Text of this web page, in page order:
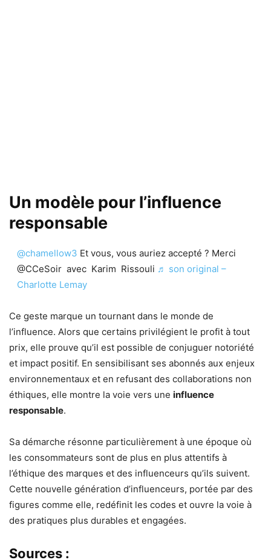
Un modèle pour l’influence
responsable
@chamellow3 Et vous, vous auriez accepté ? Merci
@CCeSoir avec Karim Rissouli ♬ son original –
Charlotte Lemay
Ce geste marque un tournant dans le monde de
l’influence. Alors que certains privilégient le profit à tout
prix, elle prouve qu’il est possible de conjuguer notoriété
et impact positif. En sensibilisant ses abonnés aux enjeux
environnementaux et en refusant des collaborations non
éthiques, elle montre la voie vers une influence
responsable.
Sa démarche résonne particulièrement à une époque où
les consommateurs sont de plus en plus attentifs à
l’éthique des marques et des influenceurs qu’ils suivent.
Cette nouvelle génération d’influenceurs, portée par des
figures comme elle, redéfinit les codes et ouvre la voie à
des pratiques plus durables et engagées.
Sources :